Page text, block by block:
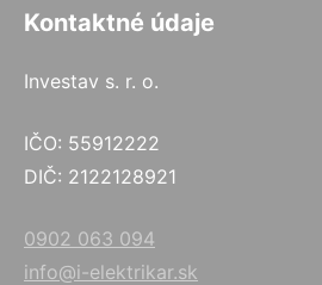
Kontaktné údaje
Investav s. r. o.
IČO: 55912222
DIČ: 2122128921
0902 063 094
info@i-elektrikar.sk